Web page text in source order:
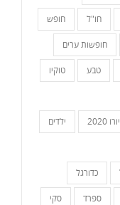
חו"ל חופש
חופשות ערים
טבע טוקיו
יורו 2020 ילדים
כדורגל
ספרד סקי